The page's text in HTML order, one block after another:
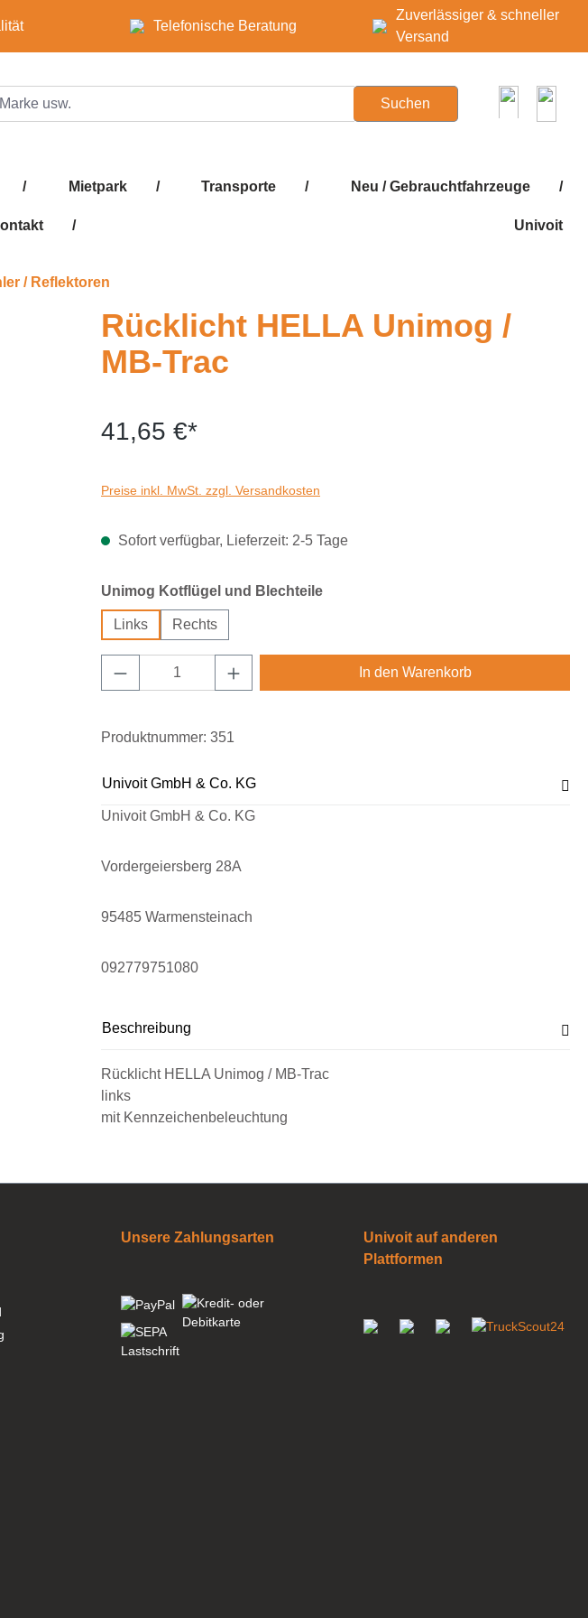
Telefonische Beratung
Zuverlässiger & schneller
Versand
Suchen
/ Mietpark / Transporte / Neu / Gebrauchtfahrzeuge /
/ Univoit
/ Reflektoren
Rücklicht HELLA Unimog /
MB-Trac
41,65 €*
Preise inkl. MwSt. zzgl. Versandkosten
Sofort verfügbar, Lieferzeit: 2-5 Tage
Unimog Kotflügel und Blechteileauswählen
Links Rechts
Produkt Anzahl: Gib den gewünschten Wert ein
In den Warenkorb
Produktnummer: 351
Univoit GmbH & Co. KG
Univoit GmbH & Co. KG
Vordergeiersberg 28A
95485 Warmensteinach
092779751080
Beschreibung
Rücklicht HELLA Unimog / MB-Trac
links
mit Kennzeichenbeleuchtung
Unsere Zahlungsarten
Univoit auf anderen
Plattformen